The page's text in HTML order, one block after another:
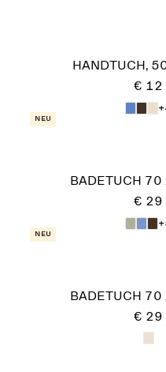
HANDTUCH,
€ 12
Neu
BADETUCH 70
€ 29
Neu
BADETUCH 70
€ 29